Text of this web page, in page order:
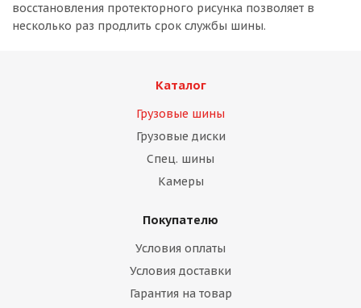
восстановления протекторного рисунка позволяет в
несколько раз продлить срок службы шины.
Каталог
Грузовые шины
Грузовые диски
Спец. шины
Камеры
Покупателю
Условия оплаты
Условия доставки
Гарантия на товар